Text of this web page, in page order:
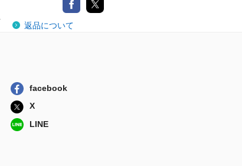
映画をつくる
大月書店
返品について
facebook
X
LINE